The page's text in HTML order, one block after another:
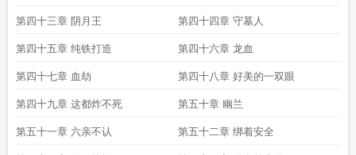
第四十三章 阴月王 第四十四章 守墓人
第四十五章 纯铁打造 第四十六章 龙血
第四十七章 血劫 第四十八章 好美的一双眼
第四十九章 这都炸不死 第五十章 幽兰
第五十一章 六亲不认 第五十二章 绑着安全